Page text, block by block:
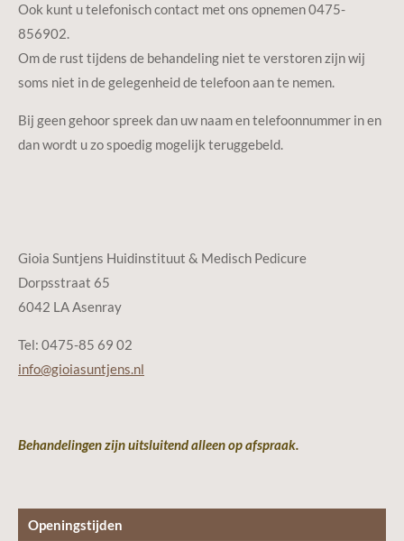
Ook kunt u telefonisch contact met ons opnemen 0475-
856902.
Om de rust tijdens de behandeling niet te verstoren zijn wij
soms niet in de gelegenheid de telefoon aan te nemen.
Bij geen gehoor spreek dan uw naam en telefoonnummer in en
dan wordt u zo spoedig mogelijk teruggebeld.
Gioia Suntjens Huidinstituut & Medisch Pedicure
Dorpsstraat 65
6042 LA Asenray
Tel: 0475-85 69 02
info@gioiasuntjens.nl
Behandelingen zijn uitsluitend alleen op afspraak.
Openingstijden